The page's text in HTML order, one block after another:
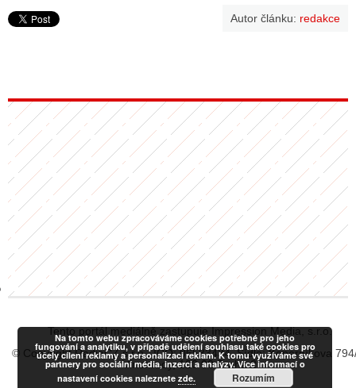
STÁT BLOGEREM
BLOGERA
DISKUTÉRA NA RADIOTV
STARŠÍCH DISKUZÍ
Autor článku: redakce
Tento portál mediálně zastupuje Impression Media, s.r.o.
© Copyright RadiaCZ s.r.o., IČO: 06533434, Sídlo: Koperníkova
Vinohrady, 120 00 Praha 2
Na tomto webu zpracováváme cookies potřebné pro jeho
fungování a analytiku, v případě udělení souhlasu také cookies pro
účely cílení reklamy a personalizaci reklam. K tomu využíváme své
partnery pro sociální média, inzerci a analýzy. Více informací o
nastavení cookies naleznete zde. Rozumím